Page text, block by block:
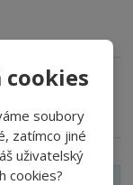
cookies
soubory
zatímco jiné
uživatelský
cookies?
í